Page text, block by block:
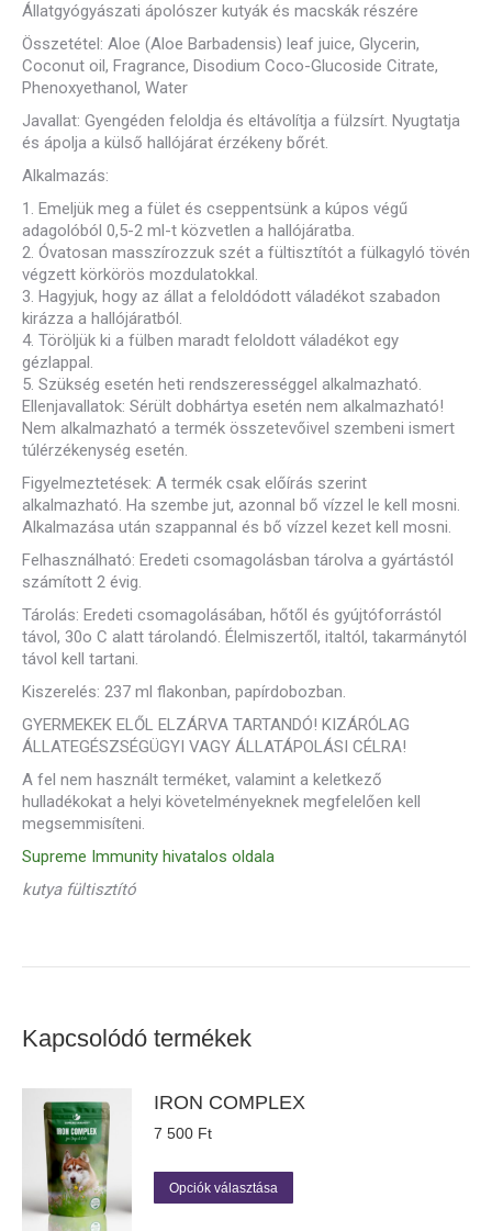
Állatgyógyászati ápolószer kutyák és macskák részére
Összetétel: Aloe (Aloe Barbadensis) leaf juice, Glycerin,
Coconut oil, Fragrance, Disodium Coco-Glucoside Citrate,
Phenoxyethanol, Water
Javallat: Gyengéden feloldja és eltávolítja a fülzsírt. Nyugtatja
és ápolja a külső hallójárat érzékeny bőrét.
Alkalmazás:
1. Emeljük meg a fület és cseppentsünk a kúpos végű
adagolóból 0,5-2 ml-t közvetlen a hallójáratba.
2. Óvatosan masszírozzuk szét a fültisztítót a fülkagyló tövén
végzett körkörös mozdulatokkal.
3. Hagyjuk, hogy az állat a feloldódott váladékot szabadon
kirázza a hallójáratból.
4. Töröljük ki a fülben maradt feloldott váladékot egy
gézlappal.
5. Szükség esetén heti rendszerességgel alkalmazható.
Ellenjavallatok: Sérült dobhártya esetén nem alkalmazható!
Nem alkalmazható a termék összetevőivel szembeni ismert
túlérzékenység esetén.
Figyelmeztetések: A termék csak előírás szerint
alkalmazható. Ha szembe jut, azonnal bő vízzel le kell mosni.
Alkalmazása után szappannal és bő vízzel kezet kell mosni.
Felhasználható: Eredeti csomagolásban tárolva a gyártástól
számított 2 évig.
Tárolás: Eredeti csomagolásában, hőtől és gyújtóforrástól
távol, 30o C alatt tárolandó. Élelmiszertől, italtól, takarmánytól
távol kell tartani.
Kiszerelés: 237 ml flakonban, papírdobozban.
GYERMEKEK ELŐL ELZÁRVA TARTANDÓ! KIZÁRÓLAG
ÁLLATEGÉSZSÉGÜGYI VAGY ÁLLATÁPOLÁSI CÉLRA!
A fel nem használt terméket, valamint a keletkező
hulladékokat a helyi követelményeknek megfelelően kell
megsemmisíteni.
Supreme Immunity hivatalos oldala
kutya fültisztító
Kapcsolódó termékek
IRON COMPLEX
7 500 Ft
Opciók választása
a